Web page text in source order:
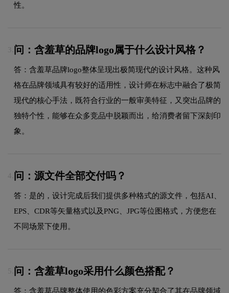
性。
3. 问：含羞草的品牌logo属于什么设计风格？
答：含羞草品牌logo整体呈现出极简现代的设计风格。这种风
格在品牌领域具有较好的适用性，设计师在标志中融合了极简
现代的核心手法，既符合行业的一般审美特征，又突出品牌的
独特个性，能够在众多竞品中脱颖而出，给消费者留下深刻印
象。
4. 问：源文件全部交付吗？
答：是的，设计完成后我们提供多种格式的源文件，包括AI、
EPS、CDR等矢量格式以及PNG、JPG等位图格式，方便您在
不同场景下使用。
5. 问：含羞草logo采用什么颜色搭配？
答：含羞草品牌整体使用的色彩方案充分契合了其在品牌领域